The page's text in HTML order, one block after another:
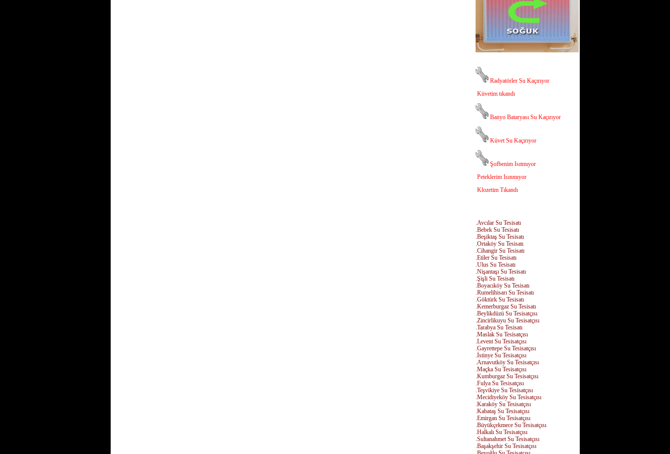
Radyatörler Su Kaçırıyor
Küvetim tıkandı
Banyo Bataryası Su Kaçırıyor
Küvet Su Kaçırıyor
Şofbenim Isıtmıyor
Peteklerim Isınmıyor
Klozetim Tıkandı
.Avcılar Su Tesisatı
.Bebek Su Tesisatı
.Beşiktaş Su Tesisatı
.Ortaköy Su Tesisatı
.Cihangir Su Tesisatı
.Etiler Su Tesisatı
.Ulus Su Tesisatı
.Nişantaşı Su Tesisatı
.Şişli Su Tesisatı
.Boyacıköy Su Tesisatı
.Rumelihisarı Su Tesisatı
.Göktürk Su Tesisatı
.Kemerburgaz Su Tesisatı
.Beylikdüzü Su Tesisatçısı
.Zincirlikuyu Su Tesisatçısı
.Tarabya Su Tesisatı
.Maslak Su Tesisatçısı
.Levent Su Tesisatçısı
.Gayrettepe Su Tesisatçısı
.İstinye Su Tesisatçısı
.Arnavutköy Su Tesisatçısı
.Maçka Su Tesisatçısı
.Kumburgaz Su Tesisatçısı
.Fulya Su Tesisatçısı
.Teşvikiye Su Tesisatçısı
.Mecidiyeköy Su Tesisatçısı
.Karaköy Su Tesisatçısı
.Kabataş Su Tesisatçısı
.Emirgan Su Tesisatçısı
.Büyükçekmece Su Tesisatçısı
.Halkalı Su Tesisatçısı
.Sultanahmet Su Tesisatçısı
.Başakşehir Su Tesisatçısı